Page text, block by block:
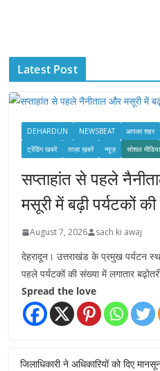
e
s
Latest Post
DEHARDUN NEWSBEAT आपका शहर
ट्रेंडिंग खबरें
ताज़ा ख़बरें न्यूज़ सोशल
सप्ताहांत से पहले
मसूरी में बढ़ी पर्यटकों
August 7, 2026 sach ki awaj
देहरादून। उत्तराखंड के प्रमुख पर्यटन
पहले पर्यटकों की संख्या में लगातार
Spread the love
जिलाधिकारी ने अधिकारियों को दिए